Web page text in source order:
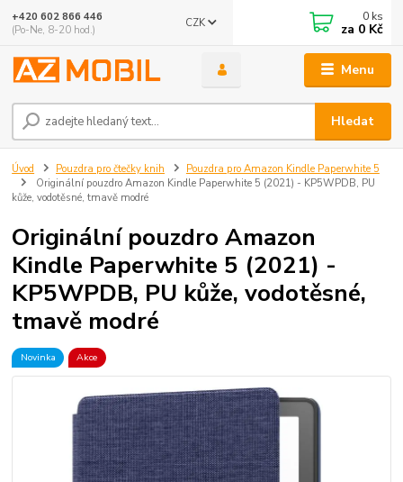
Menu
CZK
Hledat
+420 602 866 446
(Po-Ne, 8-20 hod.)
0 ks
za 0 Kč
Úvod Pouzdra pro čtečky knih
Pouzdra pro Amazon Kindle Paperwhite 5
Originální pouzdro Amazon Kindle Paperwhite 5 (2021) - KP5WPDB, PU
kůže, vodotěsné, tmavě modré
Originální pouzdro Amazon
Kindle Paperwhite 5 (2021) -
KP5WPDB, PU kůže, vodotěsné,
tmavě modré
Novinka Akce